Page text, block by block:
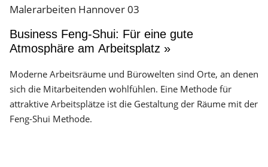
Business Feng-Shui: Für eine gute
Atmosphäre am Arbeitsplatz »
Moderne Arbeitsräume und Bürowelten sind Orte, an denen
sich die Mitarbeitenden wohlfühlen. Eine Methode für
attraktive Arbeitsplätze ist die Gestaltung der Räume mit der
Feng-Shui Methode.